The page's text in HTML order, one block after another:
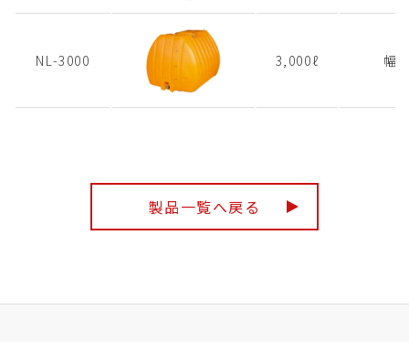
NL-3000 3,000ℓ 幅
製品一覧へ戻る